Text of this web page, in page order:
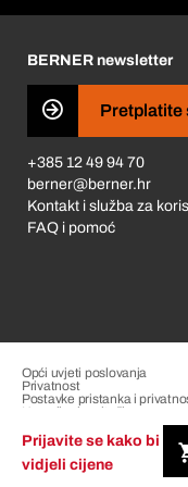
Prijavite se kako bi
vidjeli cijene
Business Conduct
BERNER newsletter
Pretplatite
+385 12 49 94 70
berner@berner.hr
Kontakt i služba za
FAQ i pomoć
Copyright &copy;
Opći uvjeti poslovanja
Privatnost
Postavke pristanka i
Upravljanje pritužbama